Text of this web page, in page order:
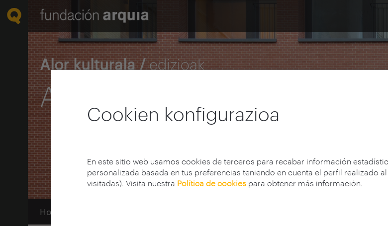
Cookien konfigurazioa
En este sitio web usamos cookies de terceros para recabar información
personalizada basada en tus preferencias teniendo en cuenta el perfil realizado
visitadas). Visita nuestra Política de cookies para obtener más información.
Alor kulturala /edizioak
Arakatu argitalpenak
Home